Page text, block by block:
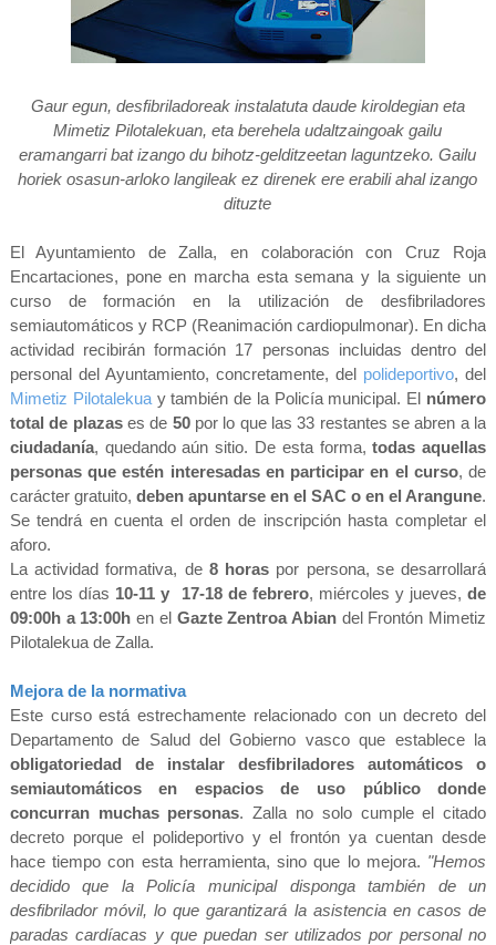
Gaur egun, desfibriladoreak instalatuta daude kiroldegian eta
Mimetiz Pilotalekuan, eta berehela udaltzaingoak gailu
eramangarri bat izango du bihotz-gelditzeetan laguntzeko. Gailu
horiek osasun-arloko langileak ez direnek ere erabili ahal izango
dituzte
El Ayuntamiento de Zalla, en colaboración con Cruz Roja
Encartaciones, pone en marcha esta semana y la siguiente un
curso de formación en la utilización de desfibriladores
semiautomáticos y RCP (Reanimación cardiopulmonar). En dicha
actividad recibirán formación 17 personas incluidas dentro del
personal del Ayuntamiento, concretamente, del polideportivo, del
Mimetiz Pilotalekuay también de la Policía municipal. El número
total de plazases de 50por lo que las 33 restantes se abren a la
ciudadanía, quedando aún sitio. De esta forma,todas aquellas
personas que estén interesadas en participar en el curso, de
carácter gratuito, deben apuntarse en el SAC o en el Arangune.
Se tendrá en cuenta el orden de inscripción hasta completar el
aforo.
La actividad formativa, de 8 horas por persona, se desarrollará
entre los días 10-11y 17-18 de febrero, miércoles y jueves,de
09:00h a 13:00h en el Gazte Zentroa Abiandel Frontón Mimetiz
Pilotalekua de Zalla.
Mejora de la normativa
Este curso está estrechamente relacionado con un decreto del
Departamento de Salud del Gobierno vasco que establece la
obligatoriedad de instalar desfibriladores automáticos o
semiautomáticos en espacios de uso público donde
concurran muchas personas. Zalla no solo cumple el citado
decreto porque el polideportivo y el frontón ya cuentan desde
hace tiempo con esta herramienta, sino que lo mejora. "Hemos
decidido que la Policía municipal disponga también de un
desfibrilador móvil, lo que garantizará la asistencia en casos de
paradas cardíacas y que puedan ser utilizados por personalno